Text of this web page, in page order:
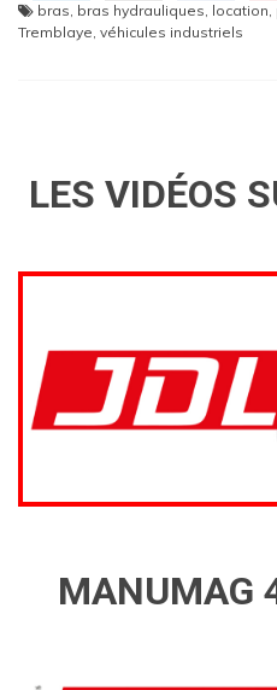
bras, bras hydrauliques, location,
Tremblaye, véhicules industriels
LES VIDÉOS
MANUMAG